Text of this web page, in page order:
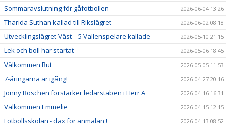
Sommaravslutning för gåfotbollen 2026-06-04 13:26
Tharida Suthan kallad till Rikslägret 2026-06-02 08:18
Utvecklingslägret Väst – 5 Vallenspelare kallade 2026-05-10 21:15
Lek och boll har startat 2026-05-06 18:45
Välkommen Rut 2026-05-05 11:53
7-åringarna är igång! 2026-04-27 20:16
Jonny Böschen förstärker ledarstaben i Herr A 2026-04-16 16:31
Välkommen Emmelie 2026-04-15 12:15
Fotbollsskolan - dax för anmälan ! 2026-04-13 08:52